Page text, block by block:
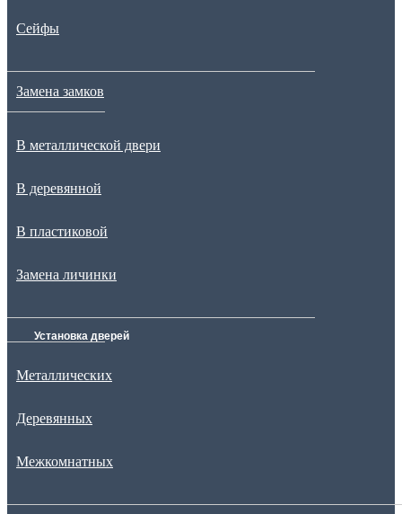
Сейфы
Замена замков
В металлической двери
В деревянной
В пластиковой
Замена личинки
Установка дверей
Металлических
Деревянных
Межкомнатных